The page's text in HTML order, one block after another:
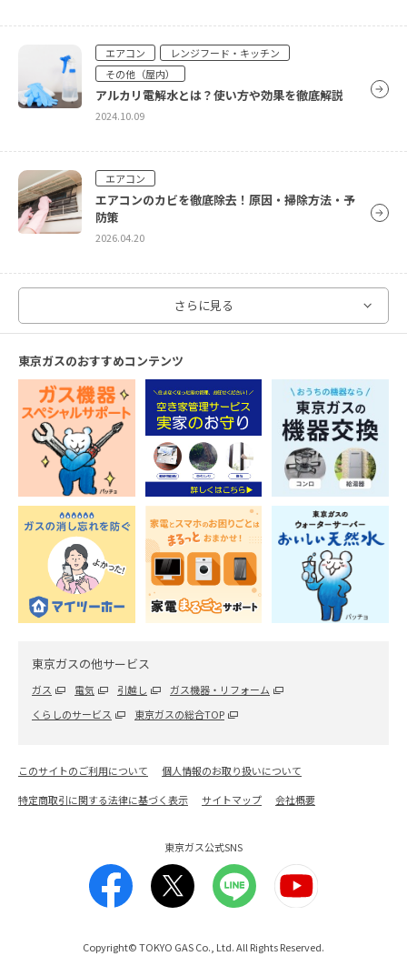
レンジフード・キッチン
その他（屋内）
水栓のカルキ汚れの落とし方！手順や注意点
エアコン
レンジフード・キッチン
その他（屋内）
アルカリ電解水とは？使い方や効果を徹底解説
2024.10.09
エアコン
エアコンのカビを徹底除去！原因・掃除方法・予
防策
2026.04.20
オキシクリーンで洗濯槽をピカピカに！オキシ漬け
のやり方をご紹介！
2024.10.09
エアコン
エアコン掃除は意外と簡単！自分でエアコンを掃
除する方法を徹底解説
2026.04.20
レンジフード・キッチン
ステンレスシンクのサビはどう落とす？落とし方
と予防策を紹介
2026.06.26
レンジフード・キッチン
セスキ炭酸ソーダと重曹は何が違う？目的や使い
2023.10.12
エアコンの室外機はどうやって掃除したらいい？掃
さらに見る
東京ガスのおすすめコンテンツ
東京ガスの他サービス
ガス 電気 引越し
ガス機器・リフォーム
くらしのサービス
東京ガスの総合TOP
このサイトのご利用について
個人情報のお取り扱いについて
特定商取引に関する法律に基づく表示
サイトマップ 会社概要
東京ガス公式SNS
Copyright© TOKYO GAS Co., Ltd. All Rights Reserved.